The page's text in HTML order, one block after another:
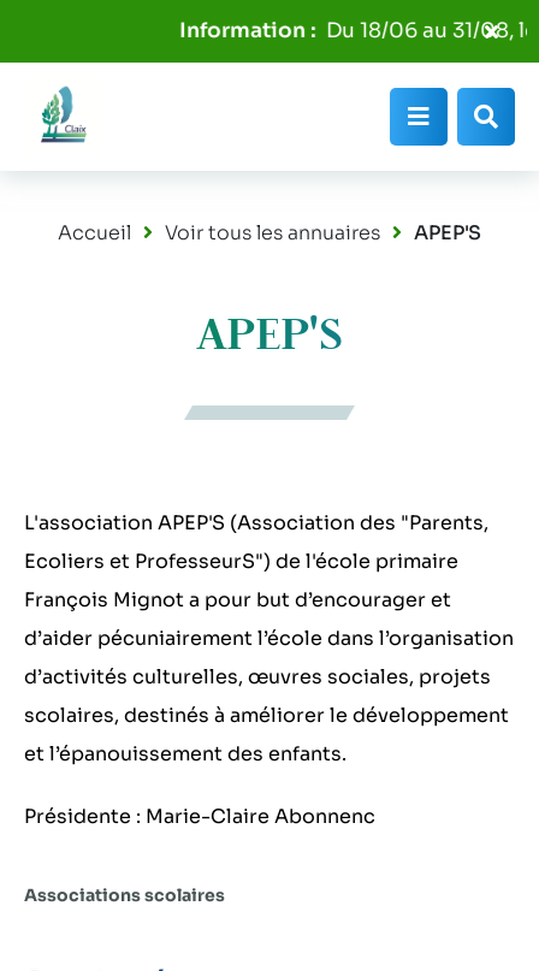
Aller à la recherche
Du 18/06 au 31/08,
Menu
Accueil Voir tous les annuaires APEP'S
APEP'S
L'association APEP'S (Association des "Parents,
Ecoliers et ProfesseurS") de l'école primaire
François Mignot a pour but d’encourager et
d’aider pécuniairement l’école dans l’organisation
d’activités culturelles, œuvres sociales, projets
scolaires, destinés à améliorer le développement
et l’épanouissement des enfants.
Présidente : Marie-Claire Abonnenc
Associations scolaires